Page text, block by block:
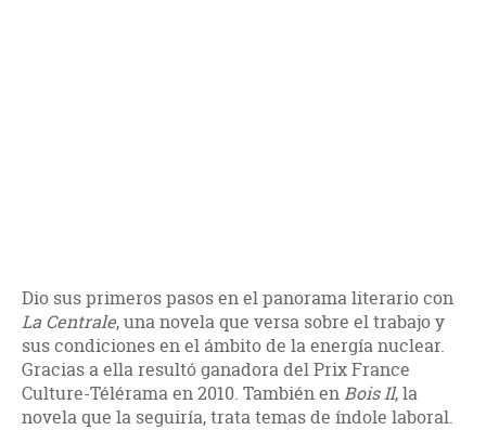
Dio sus primeros pasos en el panorama literario con
La Centrale, una novela que versa sobre el trabajo y
sus condiciones en el ámbito de la energía nuclear.
Gracias a ella resultó ganadora del Prix France
Culture-Télérama en 2010. También enBois Il, la
novela que la seguiría, trata temas de índole laboral.